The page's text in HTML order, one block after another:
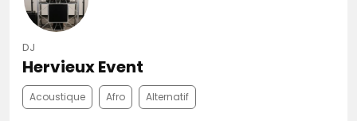
DJ
Hervieux Event
Acoustique Afro Alternatif